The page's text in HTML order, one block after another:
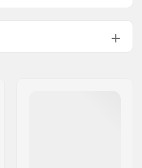
800g
53 x 30.5 x 20 cm